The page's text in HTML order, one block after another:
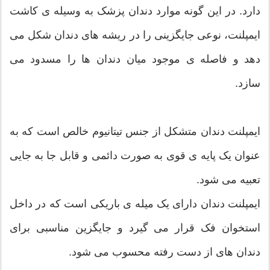
دارد. در این گونه موارد دندان پزشک به وسیله ی کاشت
ایمپلنت، نوعی جایگزینی را در ریشه های دندان شکل می
دهد و فاصله ی موجود میان دندان ها را مسدود می
سازد.
ایمپلنت دندان متشکل از جنس تیتانیوم خالص است که به
عنوان یک پایه ی قوی به صورت دائمی و قابل جا به جایی
تعبیه می شود.
ایمپلنت دندان دارای یک میله ی باریکی است که در داخل
استخوان فک قرار می گیرد و جایگزین مناسبی برای
دندان های از دست رفته محسوب می شود.